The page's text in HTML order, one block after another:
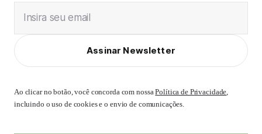
Insira seu email
Assinar Newsletter
Ao clicar no botão, você concorda com nossaPolítica de Privacidade,
incluindo o uso de cookies e o envio de comunicações.